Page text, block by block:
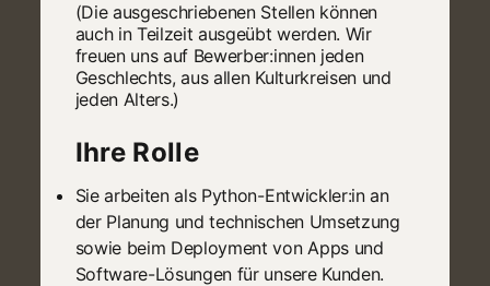
(Die ausgeschriebenen Stellen können
auch in Teilzeit ausgeübt werden. Wir
freuen uns auf Bewerber:innen jeden
Geschlechts, aus allen Kulturkreisen und
jeden Alters.)
Ihre Rolle
Sie arbeiten als Python-Entwickler:in an
der Planung und technischen Umsetzung
sowie beim Deployment von Apps und
Software-Lösungen für unsere Kunden.